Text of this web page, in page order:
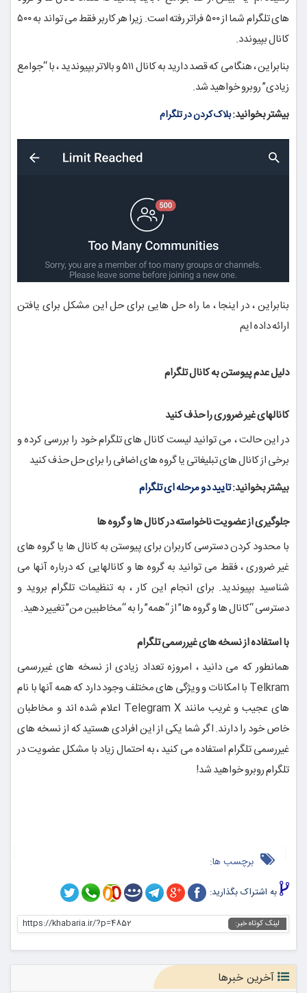
های تلگرام شما از ۵۰۰ فراتر رفته است. زیرا هر کاربر فقط می تواند به ۵۰۰
کانال بپیوندد.
بنابراین ، هنگامی که قصد دارید به کانال ۵۱۱ و بالاتر بپیوندید ، با “جوامع
زیادی” روبرو خواهید شد.
بیشتر بخوانید:بلاک کردن در تلگرام
بنابراین ، در اینجا ، ما راه حل هایی برای حل این مشکل برای یافتن
ارائه داده ایم
دلیل عدم پیوستن به کانال تلگرام
کانالهای غیر ضروری را حذف کنید
در این حالت ، می توانید لیست کانال های تلگرام خود را بررسی کرده و
برخی از کانال های تبلیغاتی یا گروه های اضافی را برای حل حذف کنید
بیشتر بخوانید:تایید دو مرحله ای تلگرام
جلوگیری از عضویت ناخواسته در کانال ها و گروه ها
با محدود کردن دسترسی کاربران برای پیوستن به کانال ها یا گروه های
غیر ضروری ، فقط می توانید به گروه ها و کانالهایی که درباره آنها می
شناسید بپیوندید. برای انجام این کار ، به تنظیمات تلگرام بروید و
دسترسی “کانال ها و گروه ها” از “همه” را به “مخاطبین من” تغییر دهید.
با استفاده از نسخه های غیررسمی تلگرام
همانطور که می دانید ، امروزه تعداد زیادی از نسخه های غیررسمی
Telkram با امکانات و ویژگی های مختلف وجود دارد که همه آنها با نام
های عجیب و غریب مانند Telegram X اعلام شده اند و مخاطبان
خاص خود را دارند. اگر شما یکی از این افرادی هستید که از نسخه های
غیررسمی تلگرام استفاده می کنید ، به احتمال زیاد با مشکل عضویت در
تلگرام روبرو خواهید شد!
برچسب ها:
به اشتراک بگذارید:
لینک کوتاه خبر: https://khabaria.ir/?p=4852
آخرین خبرها